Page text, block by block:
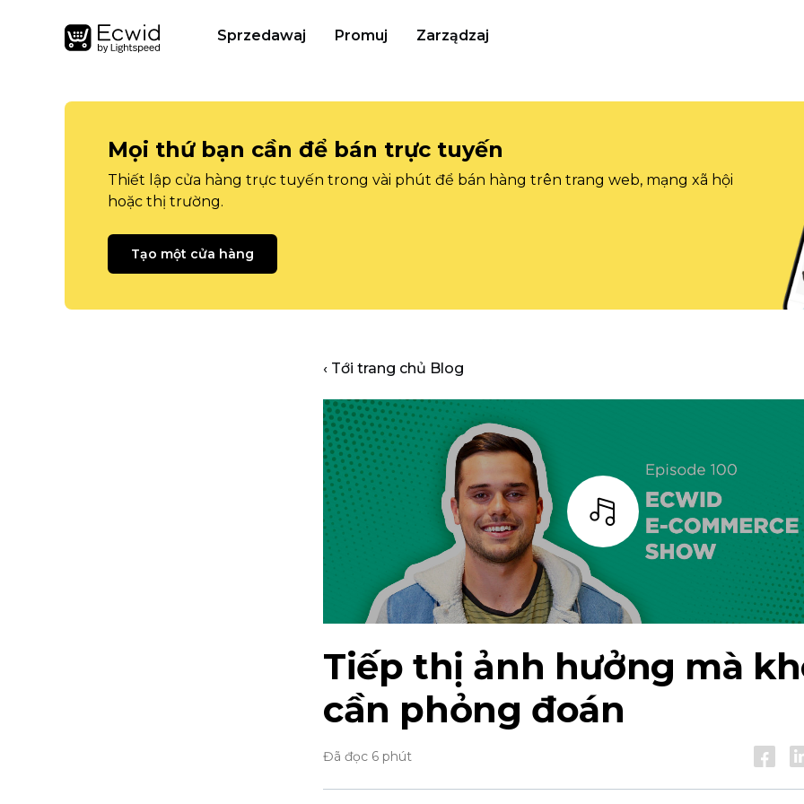
Sprzedawaj Promuj Zarządzaj
Mọi thứ bạn cần để bán trực tuyến
Thiết lập cửa hàng trực tuyến trong vài phút để bán hàng trên trang web, mạng xã hội
hoặc thị trường.
Tạo một cửa hàng
‹ Tới trang chủ Blog
Thanh
Tiếp thị ảnh hưởng mà
cần phỏng đoán
Đã đọc 6 phút